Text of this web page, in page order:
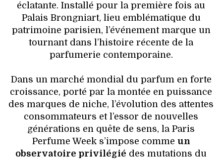
éclatante. Installé pour la première fois au
Palais Brongniart, lieu emblématique du
patrimoine parisien, l’événement marque un
tournant dans l’histoire récente de la
parfumerie contemporaine.
Dans un marché mondial du parfum en forte
croissance, porté par la montée en puissance
des marques de niche, l’évolution des attentes
consommateurs et l’essor de nouvelles
générations en quête de sens, la Paris
Perfume Week s’impose comme un
observatoire privilégié des mutations du